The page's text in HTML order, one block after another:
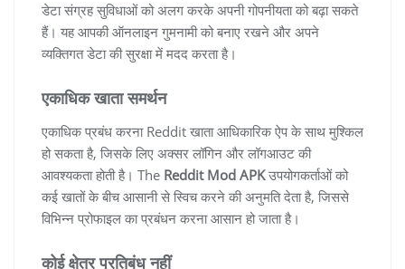
डेटा संग्रह सुविधाओं को अलग करके अपनी गोपनीयता को बढ़ा सकते
हैं। यह आपकी ऑनलाइन गुमनामी को बनाए रखने और अपने
व्यक्तिगत डेटा की सुरक्षा में मदद करता है।
एकाधिक खाता समर्थन
एकाधिक प्रबंध करना Reddit खाता आधिकारिक ऐप के साथ मुश्किल
हो सकता है, जिसके लिए अक्सर लॉगिन और लॉगआउट की
आवश्यकता होती है। The Reddit Mod APKउपयोगकर्ताओं को
कई खातों के बीच आसानी से स्विच करने की अनुमति देता है, जिससे
विभिन्न प्रोफाइल का प्रबंधन करना आसान हो जाता है।
कोई क्षेत्र प्रतिबंध नहीं